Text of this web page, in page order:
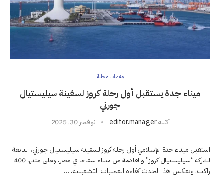
منصات محلية
ميناء جدة يستقبل أول رحلة كروز لسفينة سيليستيال
جورني
كتبهeditor.manager نوفمبر 30, 2025
استقبل ميناء جدة الإسلامي أول رحلة كروز لسفينة سيليستيال جورني، التابعة
لشركة “سيليستيال كروز” والقادمة من ميناء سفاجا في مصر، وعلى متنها 400
راكب. ويعكس هذا الحدث كفاءة العمليات التشغيلية، …